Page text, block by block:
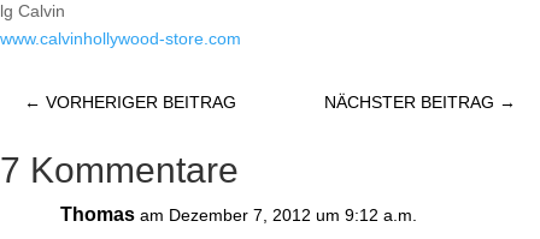
lg Calvin
www.calvinhollywood-store.com
← VORHERIGER BEITRAG NÄCHSTER BEITRAG →
7 Kommentare
Thomas am Dezember 7, 2012 um 9:12 a.m.